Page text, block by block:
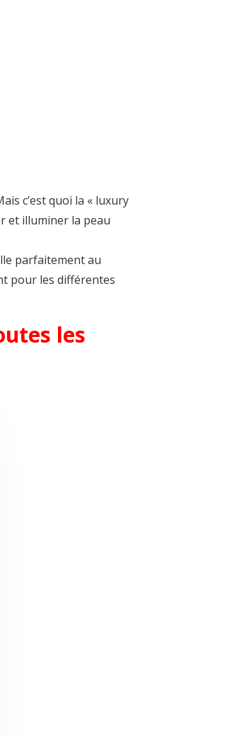
c’est quoi la « luxury
et illuminer la peau
parfaitement au
pour les différentes
les